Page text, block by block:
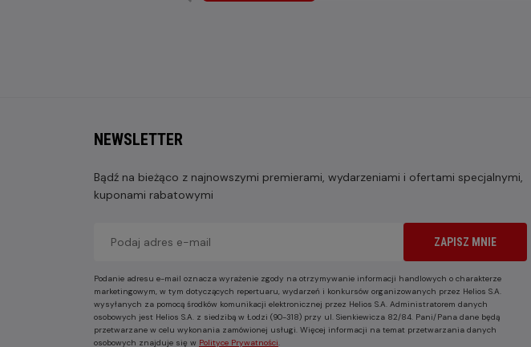
NEWSLETTER
Bądź na bieżąco z najnowszymi premierami, wydarzeniami i ofertami specjalnymi,
kuponami rabatowymi
ZAPISZ MNIE
Podanie adresu e-mail oznacza wyrażenie zgody na otrzymywanie informacji handlowych o charakterze
marketingowym, w tym dotyczących repertuaru, wydarzeń i konkursów organizowanych przez Helios S.A.
wysyłanych za pomocą środków komunikacji elektronicznej przez Helios S.A. Administratorem danych
osobowych jest Helios S.A. z siedzibą w Łodzi (90-318) przy ul. Sienkiewicza 82/84. Pani/Pana dane będą
przetwarzane w celu wykonania zamówionej usługi. Więcej informacji na temat przetwarzania danych
osobowych znajduje się w Polityce Prywatności.